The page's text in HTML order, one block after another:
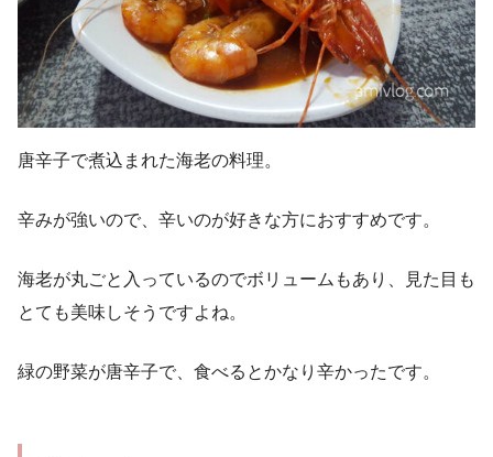
唐辛子で煮込まれた海老の料理。
辛みが強いので、辛いのが好きな方におすすめです。
海老が丸ごと入っているのでボリュームもあり、見た目も
とても美味しそうですよね。
緑の野菜が唐辛子で、食べるとかなり辛かったです。